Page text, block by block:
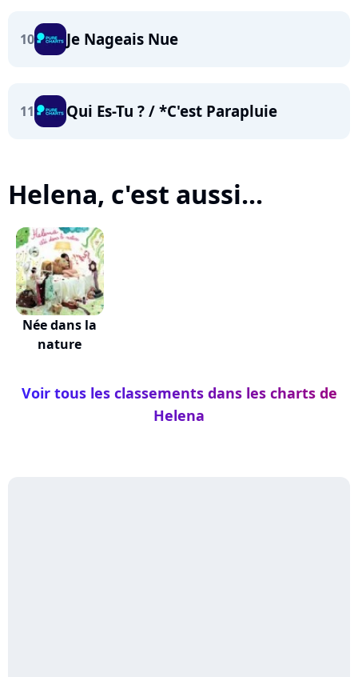
10 Je Nageais Nue
11 Qui Es-Tu ? / *C'est Parapluie
Helena, c'est aussi...
Née dans la
nature
Voir tous les classements dans les charts de
Helena